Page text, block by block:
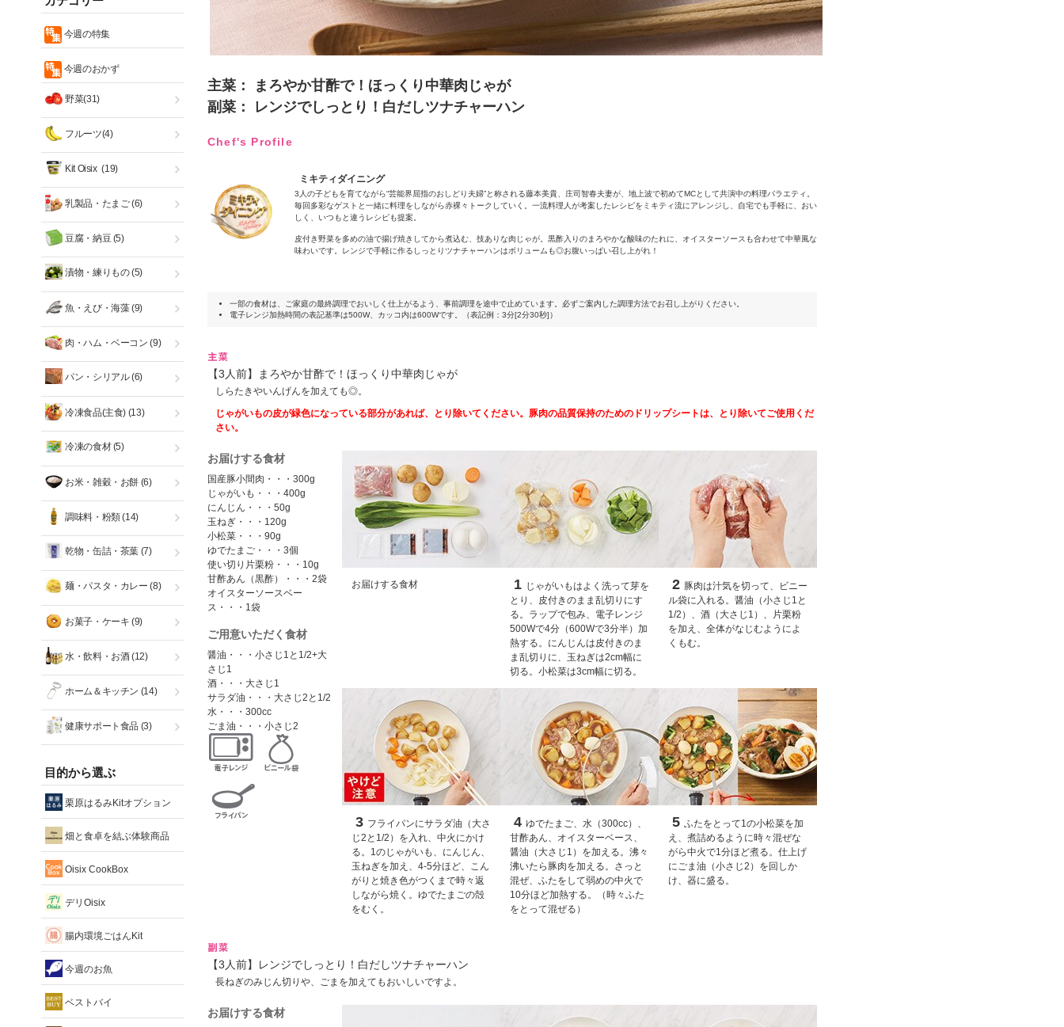
主菜： まろやか甘酢で！ほっくり中華肉じゃが
副菜： レンジでしっとり！白だしツナチャーハン
Chef's Profile
ミキティダイニング
3人の子どもを育てながら“芸能界屈指のおしどり夫婦”と称される藤本美貴、庄司智春夫妻が、地上波で初めてMCとして共演中の料理バラエティ。
毎回多彩なゲストと一緒に料理をしながら赤裸々トークしていく。一流料理人が考案したレシピをミキティ流にアレンジし、自宅でも手軽に、おい
しく、いつもと違うレシピも提案。
皮付き野菜を多めの油で揚げ焼きしてから煮込む、技ありな肉じゃが。黒酢入りのまろやかな酸味のたれに、オイスターソースも合わせて中華風な
味わいです。レンジで手軽に作るしっとりツナチャーハンはボリュームも◎お腹いっぱい召し上がれ！
一部の食材は、ご家庭の最終調理でおいしく仕上がるよう、事前調理を途中で止めています。必ずご案内した調理方法でお召し上がりください。
電子レンジ加熱時間の表記基準は500W、カッコ内は600Wです。（表記例：3分[2分30秒]）
【3人前】まろやか甘酢で！ほっくり中華肉じゃが
しらたきやいんげんを加えても◎。
じゃがいもの皮が緑色になっている部分があれば、とり除いてください。豚肉の品質保持のためのドリップシートは、とり除いてご使用くだ
さい。
お届けする食材
国産豚小間肉・・・300g
じゃがいも・・・400g
にんじん・・・50g
玉ねぎ・・・120g
小松菜・・・90g
ゆでたまご・・・3個
使い切り片栗粉・・・10g
甘酢あん（黒酢）・・・2袋
オイスターソースベー
ス・・・1袋
ご用意いただく食材
醤油・・・小さじ1と1/2+大
さじ1
酒・・・大さじ1
サラダ油・・・大さじ2と1/2
水・・・300cc
ごま油・・・小さじ2
お届けする食材 1 じゃがいもはよく洗って芽を
とり、皮付きのまま乱切りにす
る。ラップで包み、電子レンジ
500Wで4分（600Wで3分半）加
熱する。にんじんは皮付きのま
ま乱切りに、玉ねぎは2cm幅に
切る。小松菜は3cm幅に切る。
2 豚肉は汁気を切って、ビニー
ル袋に入れる。醤油（小さじ1と
1/2）、酒（大さじ1）、片栗粉
を加え、全体がなじむようによ
くもむ。
3 フライパンにサラダ油（大さ
じ2と1/2）を入れ、中火にかけ
る。1のじゃがいも、にんじん、
玉ねぎを加え、4-5分ほど、こん
がりと焼き色がつくまで時々返
しながら焼く。ゆでたまごの殻
をむく。
4 ゆでたまご、水（300cc）、
甘酢あん、オイスターベース、
醤油（大さじ1）を加える。沸々
沸いたら豚肉を加える。さっと
混ぜ、ふたをして弱めの中火で
10分ほど加熱する。（時々ふた
をとって混ぜる）
5 ふたをとって1の小松菜を加
え、煮詰めるように時々混ぜな
がら中火で1分ほど煮る。仕上げ
にごま油（小さじ2）を回しか
け、器に盛る。
【3人前】レンジでしっとり！白だしツナチャーハン
長ねぎのみじん切りや、ごまを加えてもおいしいですよ。
お届けする食材
今週の特集
今週のおかず
野菜(31)
フルーツ(4)
Kit Oisix (19)
乳製品・たまご(6)
豆腐・納豆(5)
漬物・練りもの(5)
魚・えび・海藻(9)
肉・ハム・ベーコン (9)
パン・シリアル(6)
冷凍食品(主食) (13)
冷凍の食材(5)
お米・雑穀・お餅 (6)
調味料・粉類(14)
乾物・缶詰・茶葉 (7)
麺・パスタ・カレー (8)
お菓子・ケーキ (9)
水・飲料・お酒(12)
ホーム＆キッチン (14)
健康サポート食品 (3)
目的から選ぶ
栗原はるみKitオプション
畑と食卓を結ぶ体験商品
Oisix CookBox
デリOisix
腸内環境ごはんKit
今週のお魚
ベストバイ